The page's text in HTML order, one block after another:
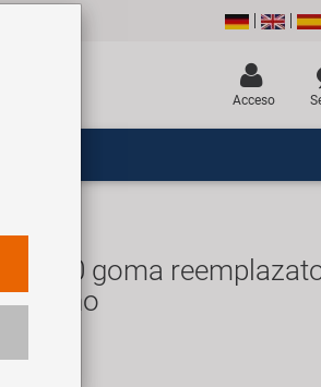
Acceso
361070 goma
freno